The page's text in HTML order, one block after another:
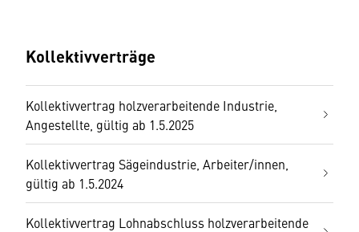
Kollektivverträge
Kollektivvertrag holzverarbeitende Industrie,
Angestellte, gültig ab 1.5.2025
Kollektivvertrag Sägeindustrie, Arbeiter/innen,
gültig ab 1.5.2024
Kollektivvertrag Lohnabschluss holzverarbeitende